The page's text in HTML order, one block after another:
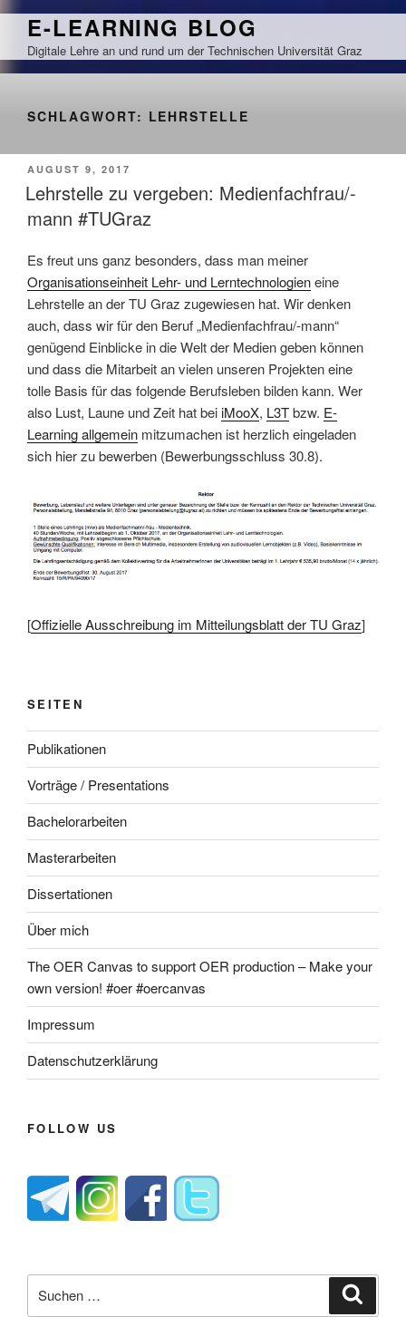
Zum
springen
E-LEARNING BLOG
Digitale Lehre an und rund um der Technischen Universität Graz
SCHLAGWORT: LEHRSTELLE
VERÖFFENTLICHT
AM
AUGUST 9, 2017
Lehrstelle zu vergeben: Medienfachfrau/-
mann #TUGraz
Es freut uns ganz besonders, dass man meiner
Organisationseinheit Lehr- und Lerntechnologieneine
Lehrstelle an der TU Graz zugewiesen hat. Wir denken
auch, dass wir für den Beruf „Medienfachfrau/-mann“
genügend Einblicke in die Welt der Medien geben können
und dass die Mitarbeit an vielen unseren Projekten eine
tolle Basis für das folgende Berufsleben bilden kann. Wer
also Lust, Laune und Zeit hat beiiMooX, L3Tbzw. E-
Learning allgemein mitzumachen ist herzlich eingeladen
sich hier zu bewerben (Bewerbungsschluss 30.8).
[Offizielle Ausschreibung im Mitteilungsblatt der TU Graz]
SEITEN
Publikationen
Vorträge / Presentations
Bachelorarbeiten
Masterarbeiten
Dissertationen
Über mich
The OER Canvas to support OER production – Make your
own version! #oer #oercanvas
Impressum
Datenschutzerklärung
FOLLOW US
nach: